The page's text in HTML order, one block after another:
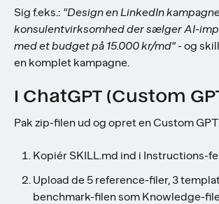
Sig f.eks.: "Design en LinkedIn
konsulentvirksomhed der sælger AI-
med et budget på 15.000 kr/md"- og
en komplet kampagne.
I ChatGPT (Custom
Pak zip-filen ud og opret en Custom
Kopiér SKILL.md ind i Instructions-
Upload de 5 reference-filer, 3
benchmark-filen som Knowledge-